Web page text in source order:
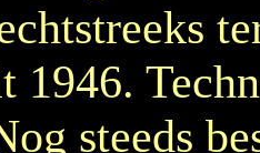
1946.
steeds